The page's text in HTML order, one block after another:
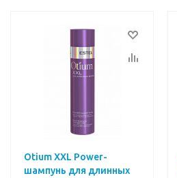
Otium XXL Power-
шампунь для длинных